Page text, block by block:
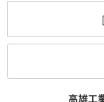
高雄工